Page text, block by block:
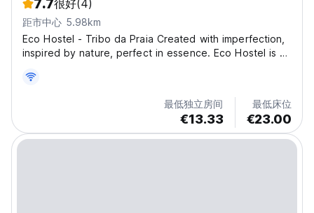
很好(4)
距市中心 5.98km
Eco Hostel - Tribo da Praia Created with imperfection,
inspired by nature, perfect in essence. Eco Hostel is a
those who love the sea, nature, and the energy of
surf. With a warm and sustainable atmosphere,...
最低独立房间
€13.33
最低床位
€23.00